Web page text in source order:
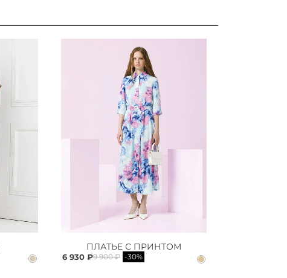
ПЛАТЬЕ С ПРИНТОМ
6 930 ₽9 900 ₽ -30%